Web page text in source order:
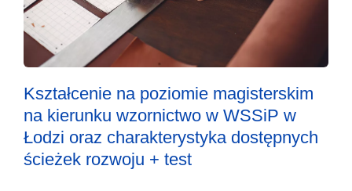
Kształcenie na poziomie magisterskim
na kierunku wzornictwo w WSSiP w
Łodzi oraz charakterystyka dostępnych
ścieżek rozwoju + test